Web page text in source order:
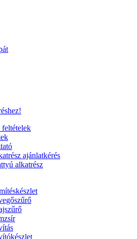
feltételek
ajánlatkérés
alkatrész